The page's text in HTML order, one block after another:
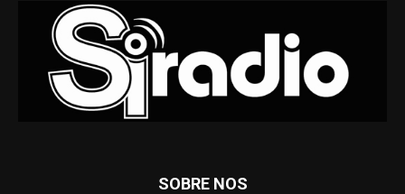
SOBRE NOS